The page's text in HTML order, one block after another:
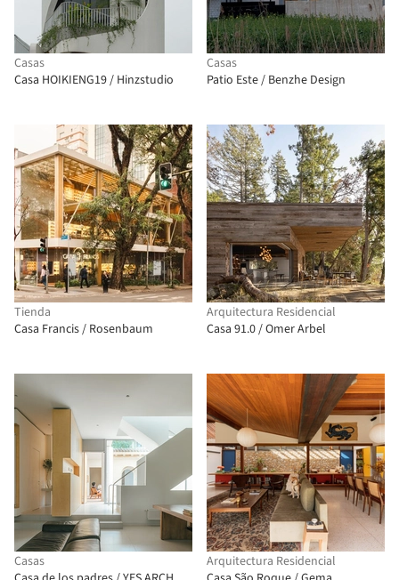
Casas
Casa HOIKIENG19 / Hinzstudio
Casas
Patio Este / Benzhe Design
Tienda
Casa Francis / Rosenbaum
Arquitectura Residencial
Casa 91.0 / Omer Arbel
Casas
Arquitectura Residencial